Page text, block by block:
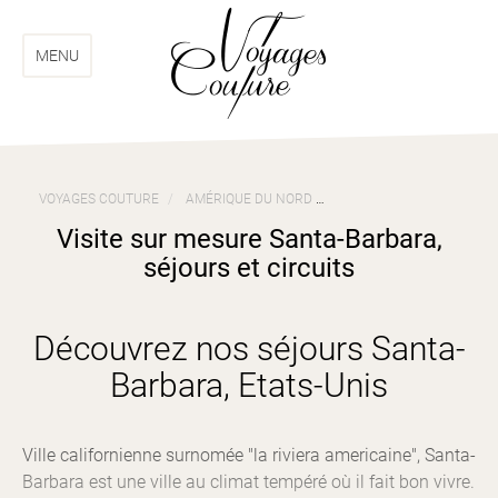
menu
contenuMENU
VOYAGES COUTURE AMÉRIQUE DU NORD
Visite sur mesure Santa-Barbara,
séjours et circuits
Découvrez nos séjours Santa-
Barbara, Etats-Unis
Ville californienne surnomée "la riviera americaine", Santa-
Barbara est une ville au climat tempéré où il fait bon vivre.